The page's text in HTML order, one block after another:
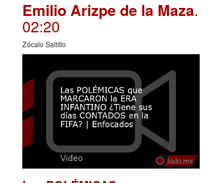
Emilio Arizpe de la Maza.
02:20
Zócalo Saltillo